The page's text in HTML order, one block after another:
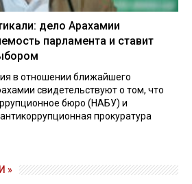
дело Арахамии
парламента и ставит
в отношении ближайшего
свидетельствуют о том, что
бюро (НАБУ) и
прокуратура
»